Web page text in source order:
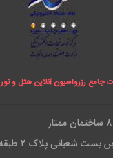
رزرواسیون آنلاین هتل و تور
شعبانی پلاک ۲ طبقه ۱